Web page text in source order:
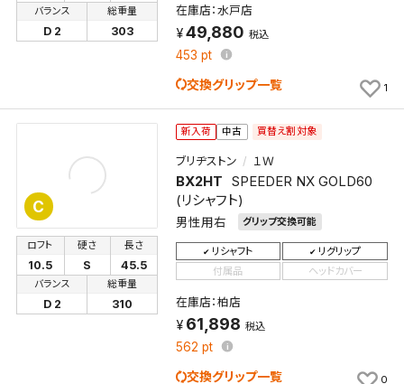
バランス
D 2
総重量
303
在庫店：水戸店
49,880 税込
453 pt
交換グリップ一覧 1
C
新入荷 中古 買替え割対象
ブリヂストン １Ｗ
BX2HT SPEEDER NX GOLD60
(リシャフト)
男性用右 グリップ交換可能
ロフト
10.5
硬さ
S
長さ
45.5
バランス
D 2
総重量
310
リシャフト
リグリップ
付属品
ヘッドカバー
在庫店：柏店
61,898 税込
562 pt
交換グリップ一覧 0